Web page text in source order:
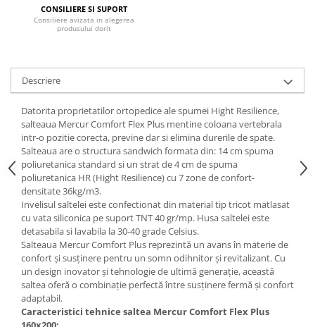
Mese gradinita
Scaune gradinita
Mobilier copii
Mobila camera copii
Scaune birou pentru copii
Saltele patuturi copii
Paturi copii
Masa si scaune gradinita
Seturi comode living si dormitor
CONSILIERE SI SUPORT
Consiliere avizata in alegerea
produsului dorit
Descriere
Datorita proprietatilor ortopedice ale spumei Hight Resilience,
salteaua Mercur Comfort Flex Plus mentine coloana vertebrala
intr-o pozitie corecta, previne dar si elimina durerile de spate.
Salteaua are o structura sandwich formata din: 14 cm spuma
poliuretanica standard si un strat de 4 cm de spuma
poliuretanica HR (Hight Resilience) cu 7 zone de confort-
densitate 36kg/m3.
Invelisul saltelei este confectionat din material tip tricot matlasat
cu vata siliconica pe suport TNT 40 gr/mp. Husa saltelei este
detasabila si lavabila la 30-40 grade Celsius.
Salteaua Mercur Comfort Plus reprezintă un avans în materie de
confort și susținere pentru un somn odihnitor și revitalizant. Cu
un design inovator și tehnologie de ultimă generație, această
saltea oferă o combinație perfectă între susținere fermă și confort
adaptabil.
Caracteristici tehnice saltea Mercur Comfort Flex Plus